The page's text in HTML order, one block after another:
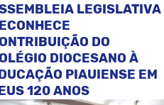
LEGISLATIVA
DO
DIOCESANO À
PIAUIENSE EM
120 ANOS